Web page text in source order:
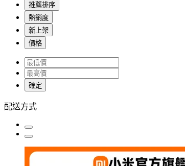
推薦排序
熱銷度
新上架
價格
確定
配送方式